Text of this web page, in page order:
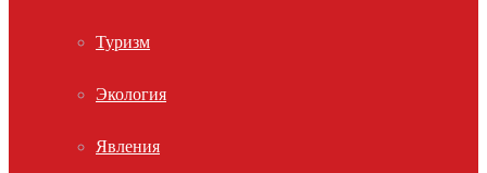
Туризм
Экология
Явления